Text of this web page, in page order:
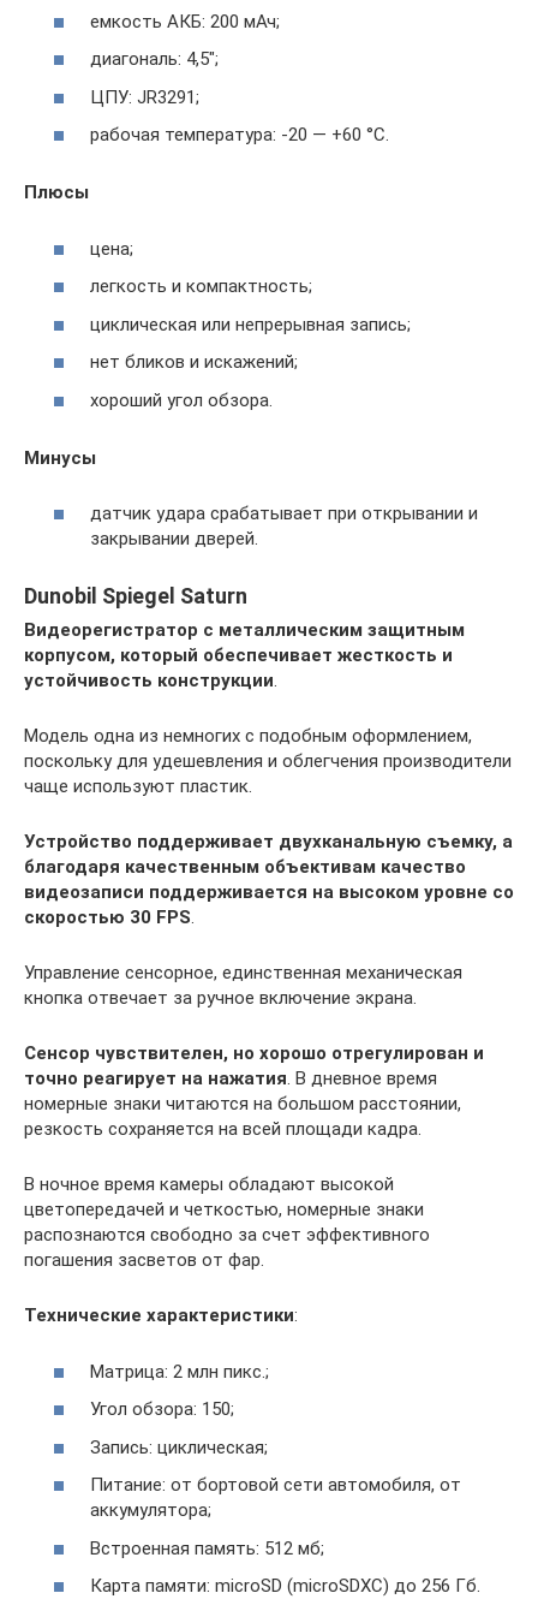
емкость АКБ: 200 мАч;
диагональ: 4,5″;
ЦПУ: JR3291;
рабочая температура: -20 — +60 °C.
Плюсы
цена;
легкость и компактность;
циклическая или непрерывная запись;
нет бликов и искажений;
хороший угол обзора.
Минусы
датчик удара срабатывает при открывании и
закрывании дверей.
Dunobil Spiegel Saturn
Видеорегистратор с металлическим защитным
корпусом, который обеспечивает жесткость и
устойчивость конструкции.
Модель одна из немногих с подобным оформлением,
поскольку для удешевления и облегчения производители
чаще используют пластик.
Устройство поддерживает двухканальную съемку, а
благодаря качественным объективам качество
видеозаписи поддерживается на высоком уровне со
скоростью 30 FPS.
Управление сенсорное, единственная механическая
кнопка отвечает за ручное включение экрана.
Сенсор чувствителен, но хорошо отрегулирован и
точно реагирует на нажатия. В дневное время
номерные знаки читаются на большом расстоянии,
резкость сохраняется на всей площади кадра.
В ночное время камеры обладают высокой
цветопередачей и четкостью, номерные знаки
распознаются свободно за счет эффективного
погашения засветов от фар.
Технические характеристики:
Матрица: 2 млн пикс.;
Угол обзора: 150;
Запись: циклическая;
Питание: от бортовой сети автомобиля, от
аккумулятора;
Встроенная память: 512 мб;
Карта памяти: microSD (microSDXC) до 256 Гб.